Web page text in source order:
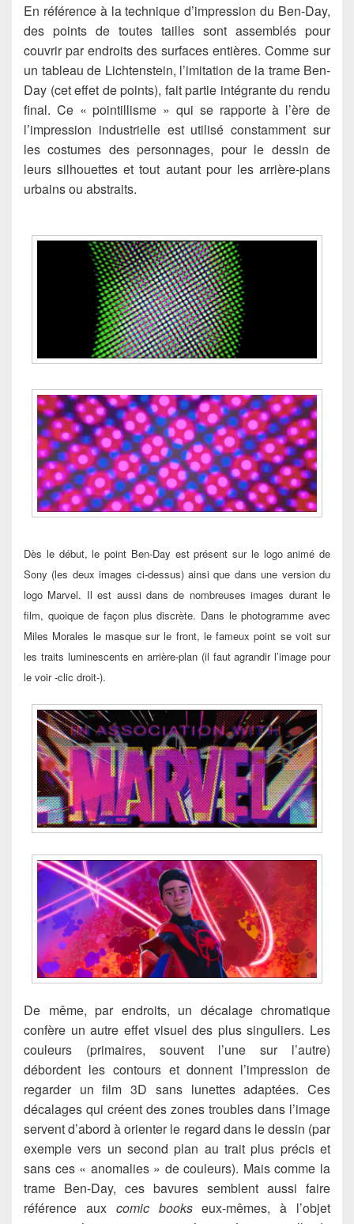
En référence à la technique d’impression du Ben-Day,
des points de toutes tailles sont assemblés pour
couvrir par endroits des surfaces entières. Comme sur
un tableau de Lichtenstein, l’imitation de la trame Ben-
Day (cet effet de points), fait partie intégrante du rendu
final. Ce « pointillisme » qui se rapporte à l’ère de
l’impression industrielle est utilisé constamment sur
les costumes des personnages, pour le dessin de
leurs silhouettes et tout autant pour les arrière-plans
urbains ou abstraits.
Dès le début, le point Ben-Day est présent sur le logo animé de
Sony (les deux images ci-dessus) ainsi que dans une version du
logo Marvel. Il est aussi dans de nombreuses images durant le
film, quoique de façon plus discrète. Dans le photogramme avec
Miles Morales le masque sur le front, le fameux point se voit sur
les traits luminescents en arrière-plan (il faut agrandir l’image pour
le voir -clic droit-).
De même, par endroits, un décalage chromatique
confère un autre effet visuel des plus singuliers. Les
couleurs (primaires, souvent l’une sur l’autre)
débordent les contours et donnent l’impression de
regarder un film 3D sans lunettes adaptées. Ces
décalages qui créent des zones troubles dans l’image
servent d’abord à orienter le regard dans le dessin (par
exemple vers un second plan au trait plus précis et
sans ces « anomalies » de couleurs). Mais comme la
trame Ben-Day, ces bavures semblent aussi faire
référence aux comic bookseux-mêmes, à l’objet